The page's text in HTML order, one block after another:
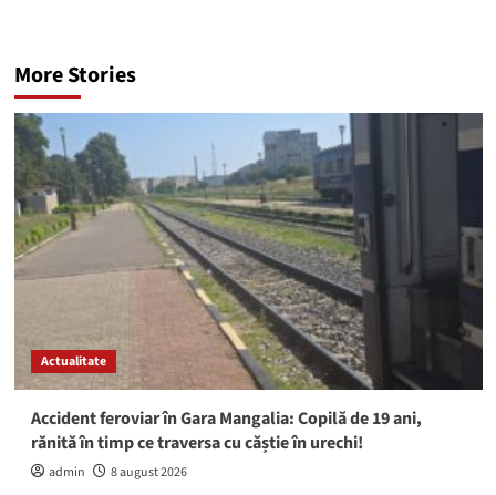
More Stories
Actualitate
Accident feroviar în Gara Mangalia: Copilă de 19 ani,
rănită în timp ce traversa cu căștie în urechi!
admin 8 august 2026